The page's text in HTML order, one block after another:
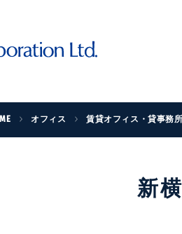
オフィス 賃貸オフィス・貸事務所
新